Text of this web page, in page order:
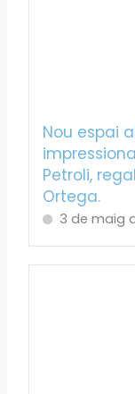
Nou espai
Petroli,
Ortega.
3 de maig